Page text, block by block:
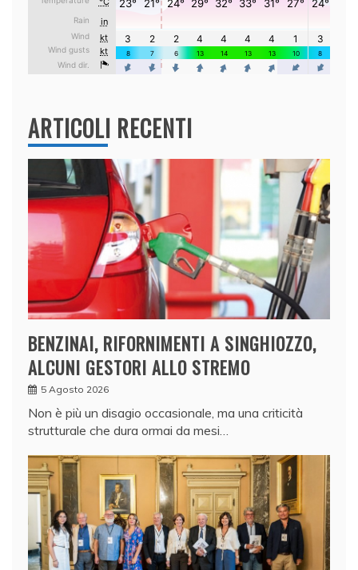
z
e
t
r
i
i
c
a
e
d
i
l
i
n
e
a
.
L
o
ARTICOLI RECENTI
BENZINAI, RIFORNIMENTI A SINGHIOZZO,
ALCUNI GESTORI ALLO STREMO
5 Agosto 2026
Non è più un disagio occasionale, ma una criticità
strutturale che dura ormai da mesi…